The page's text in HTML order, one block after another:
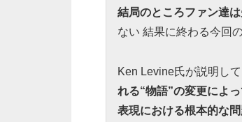
結局のところファン達
ない 結果に終わる今回
Ken Levine氏が説明して
れる“物語”の変更によ
表現における根本的な